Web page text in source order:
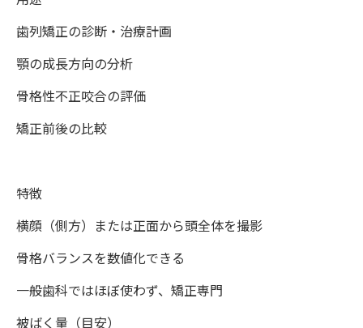
歯列矯正の診断・治療計画
顎の成長方向の分析
骨格性不正咬合の評価
矯正前後の比較
特徴
横顔（側方）または正面から頭全体を撮影
骨格バランスを数値化できる
一般歯科ではほぼ使わず、矯正専門
被ばく量（目安）